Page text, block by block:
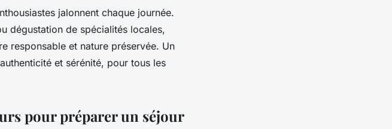
jalonnent chaque journée.
dégustation de spécialités locales,
responsable et nature préservée. Un
et sérénité, pour tous les
pour préparer un séjour